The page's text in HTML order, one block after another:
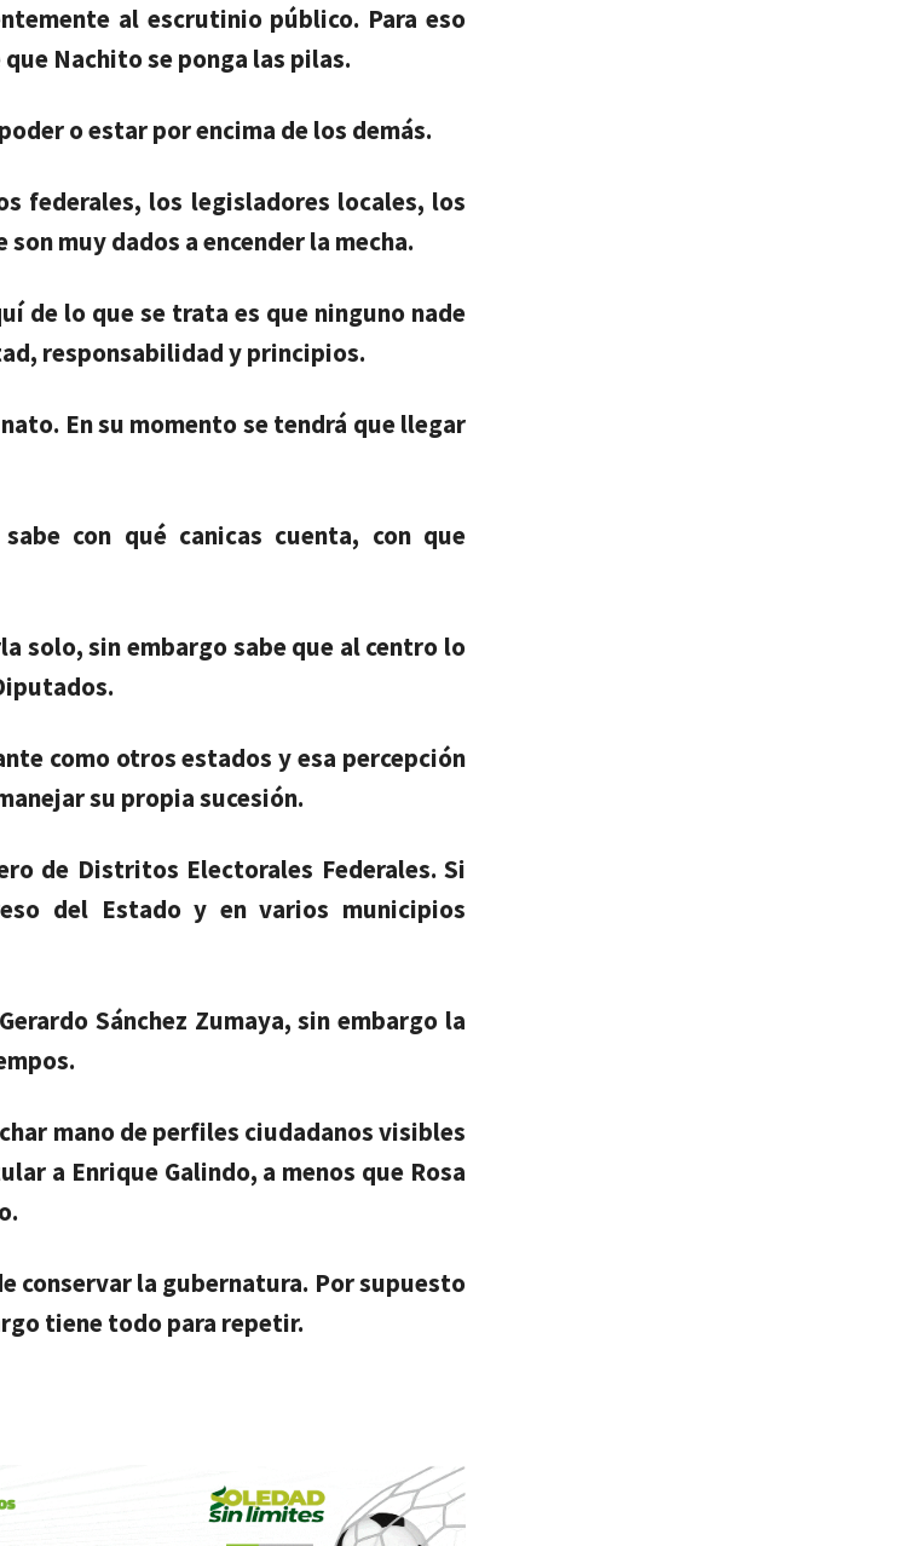
al escrutinio público. Para eso
Nachito se ponga las pilas.
o estar por encima de los demás.
federales, los legisladores locales, los
muy dados a encender la mecha.
de lo que se trata es que ninguno nade
responsabilidad y principios.
En su momento se tendrá que llegar
con qué canicas cuenta, con que
solo, sin embargo sabe que al centro lo
como otros estados y esa percepción
su propia sucesión.
de Distritos Electorales Federales. Si
del Estado y en varios municipios
Sánchez Zumaya, sin embargo la
mano de perfiles ciudadanos visibles
a Enrique Galindo, a menos que Rosa
conservar la gubernatura. Por supuesto
tiene todo para repetir.